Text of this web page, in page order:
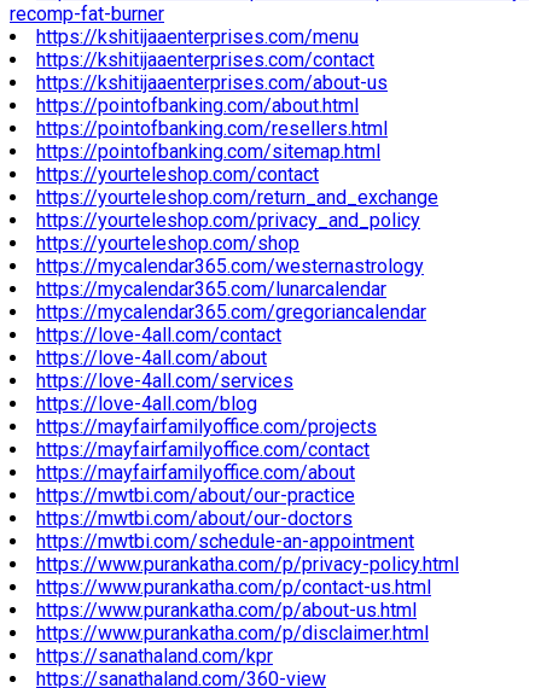
recomp-fat-burner
https://kshitijaaenterprises.com/menu
https://kshitijaaenterprises.com/contact
https://kshitijaaenterprises.com/about-us
https://pointofbanking.com/about.html
https://pointofbanking.com/resellers.html
https://pointofbanking.com/sitemap.html
https://yourteleshop.com/contact
https://yourteleshop.com/return_and_exchange
https://yourteleshop.com/privacy_and_policy
https://yourteleshop.com/shop
https://mycalendar365.com/westernastrology
https://mycalendar365.com/lunarcalendar
https://mycalendar365.com/gregoriancalendar
https://love-4all.com/contact
https://love-4all.com/about
https://love-4all.com/services
https://love-4all.com/blog
https://mayfairfamilyoffice.com/projects
https://mayfairfamilyoffice.com/contact
https://mayfairfamilyoffice.com/about
https://mwtbi.com/about/our-practice
https://mwtbi.com/about/our-doctors
https://mwtbi.com/schedule-an-appointment
https://www.purankatha.com/p/privacy-policy.html
https://www.purankatha.com/p/contact-us.html
https://www.purankatha.com/p/about-us.html
https://www.purankatha.com/p/disclaimer.html
https://sanathaland.com/kpr
https://sanathaland.com/360-view